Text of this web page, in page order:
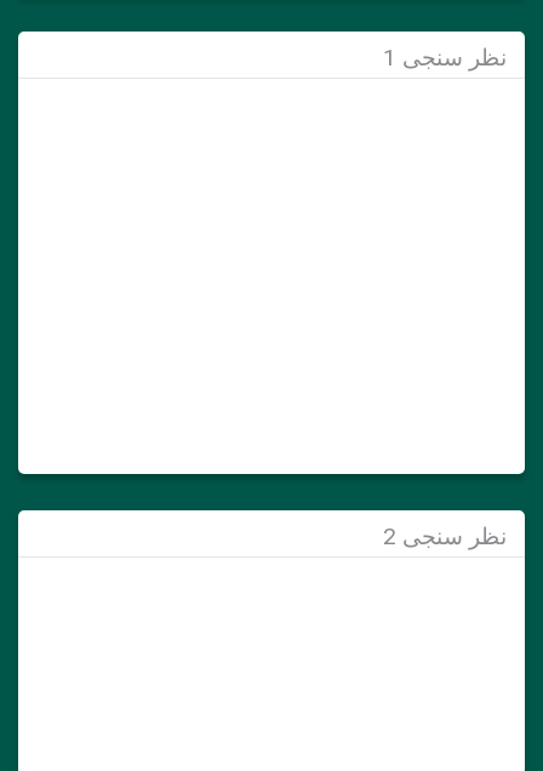
نظر سنجی 1
نظر سنجی 2